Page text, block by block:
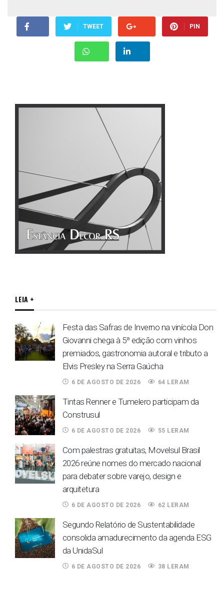
TWEET PIN
LEIA +
Festa das Safras de Inverno na vinícola Don
Giovanni chega à 5ª edição com vinhos
premiados, gastronomia autoral e tributo a
Elvis Presley na Serra Gaúcha
6 DE AGOSTO DE 2026 64 LERAM
Tintas Renner e Tumelero participam da
Construsul
6 DE AGOSTO DE 2026 55 LERAM
Com palestras gratuitas, Movelsul Brasil
2026 reúne nomes do mercado nacional
para debater sobre varejo, design e
arquitetura
6 DE AGOSTO DE 2026 62 LERAM
Segundo Relatório de Sustentabilidade
consolida amadurecimento da agenda ESG
da UnidaSul
6 DE AGOSTO DE 2026 38 LERAM